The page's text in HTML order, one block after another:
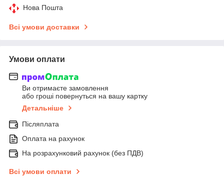
Нова Пошта
Всі умови доставки
Умови оплати
Ви отримаєте замовлення
або гроші повернуться на вашу картку
Детальніше
Післяплата
Оплата на рахунок
На розрахунковий рахунок (без ПДВ)
Всі умови оплати